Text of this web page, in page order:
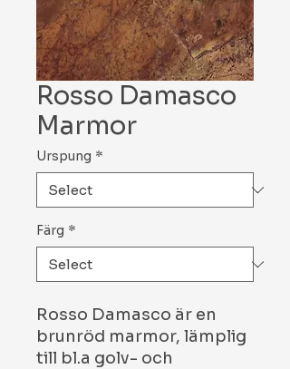
Rosso Damasco
Marmor
Urspung *
Färg *
Rosso Damasco är en
brunröd marmor, lämplig
till bl.a golv- och